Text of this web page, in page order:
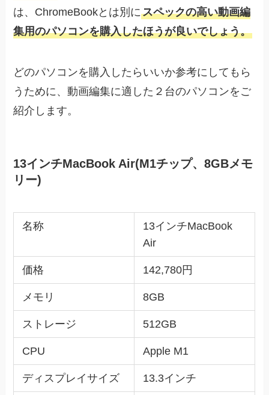
は、ChromeBookとは別にスペックの高い動画編
集用のパソコンを購入したほうが良いでしょう。
どのパソコンを購入したらいいか参考にしてもら
うために、動画編集に適した２台のパソコンをご
紹介します。
13インチMacBook Air(M1チップ、8GBメモ
リー)
名称
13インチMacBook
Air
価格 142,780円
メモリ 8GB
ストレージ 512GB
CPU Apple M1
ディスプレイサイズ 13.3インチ